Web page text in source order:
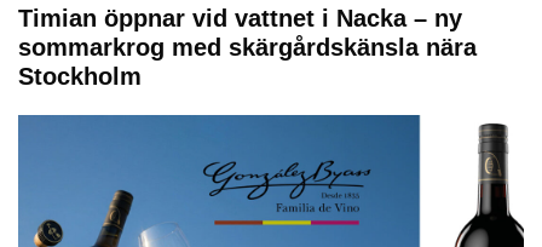
Timian öppnar vid vattnet i Nacka – ny
sommarkrog med skärgårdskänsla nära
Stockholm